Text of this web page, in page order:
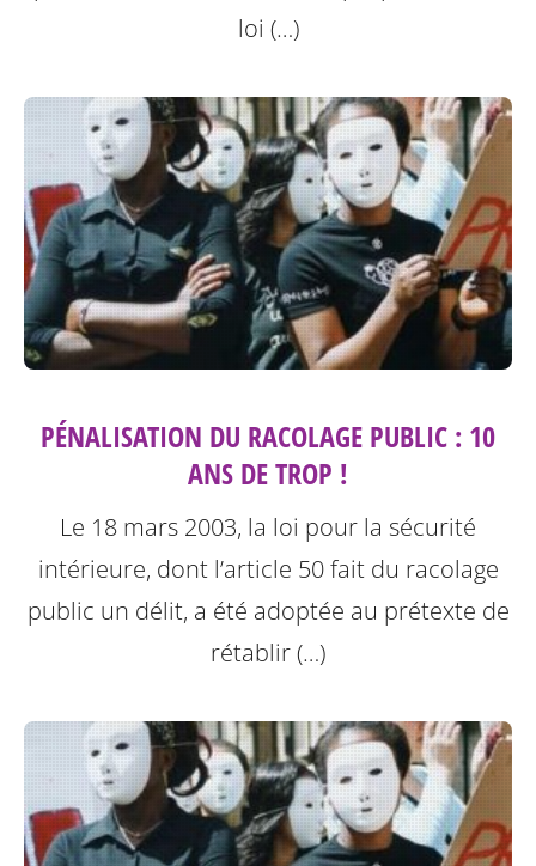
loi (…)
PÉNALISATION DU RACOLAGE PUBLIC : 10
ANS DE TROP !
Le 18 mars 2003, la loi pour la sécurité
intérieure, dont l’article 50 fait du racolage
public un délit, a été adoptée au prétexte de
rétablir (…)